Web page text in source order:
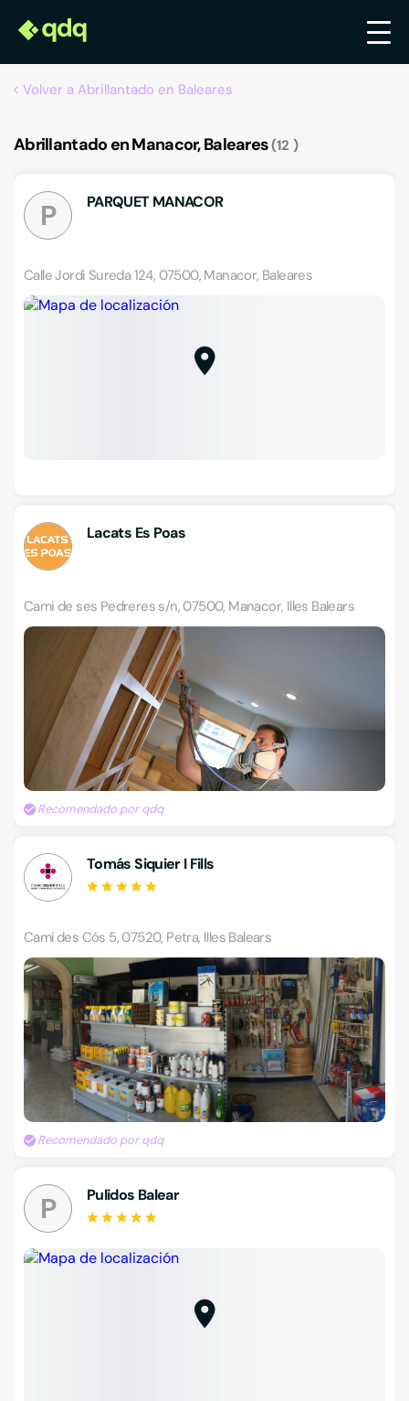
Volver a Abrillantado en Baleares
Abrillantado en Manacor, Baleares 12
P PARQUET MANACOR
Calle Jordi Sureda 124, 07500, Manacor, Baleares
Lacats Es Poas
Cami de ses Pedreres s/n, 07500, Manacor, Illes Balears
Recomendado por qdq
Tomás Siquier I Fills
Camí des Cós 5, 07520, Petra, Illes Balears
Recomendado por qdq
P Pulidos Balear